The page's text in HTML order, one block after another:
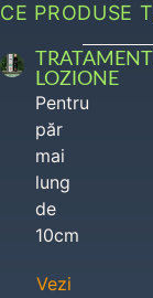
CE PRODUSE
LOZIONE
Pentru
păr
mai
lung
de
10cm
Vezi